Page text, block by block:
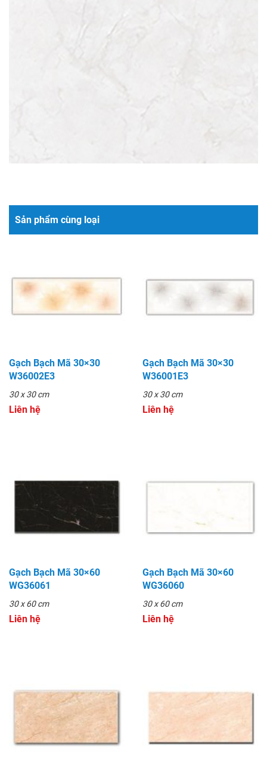
Sản phẩm cùng loại
Gạch Bạch Mã 30×30
W36002E3
30 x 30 cm
Liên hệ
Gạch Bạch Mã 30×30
W36001E3
30 x 30 cm
Liên hệ
Gạch Bạch Mã 30×60
WG36061
30 x 60 cm
Liên hệ
Gạch Bạch Mã 30×60
WG36060
30 x 60 cm
Liên hệ